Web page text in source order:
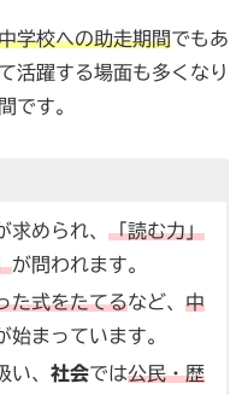
学校への助走期間でもあ
活躍する場面も多くなり
です。
求められ、 「読む力」
が問われます。
た式をたてるなど、 中
始まっています。
い、 社会では公民・歴